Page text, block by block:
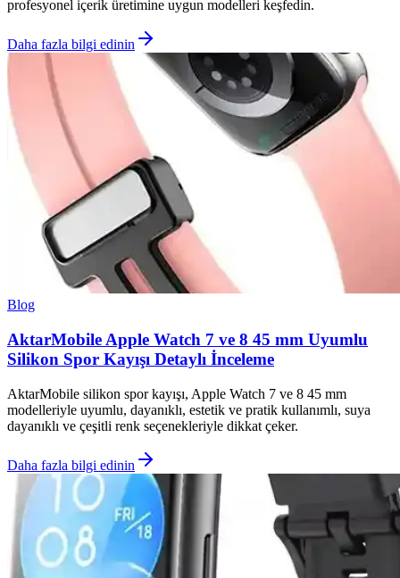
profesyonel içerik üretimine uygun modelleri keşfedin.
Daha fazla bilgi edinin
Blog
AktarMobile Apple Watch 7 ve 8 45 mm Uyumlu
Silikon Spor Kayışı Detaylı İnceleme
AktarMobile silikon spor kayışı, Apple Watch 7 ve 8 45 mm
modelleriyle uyumlu, dayanıklı, estetik ve pratik kullanımlı, suya
dayanıklı ve çeşitli renk seçenekleriyle dikkat çeker.
Daha fazla bilgi edinin